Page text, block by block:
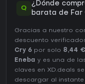
Q
¿Dónde
barata de Far
Gracias a nuestro
descuento
Cry 6 por solo 8,44 €
Eneba y es una de
claves en XD.deals
descargar al